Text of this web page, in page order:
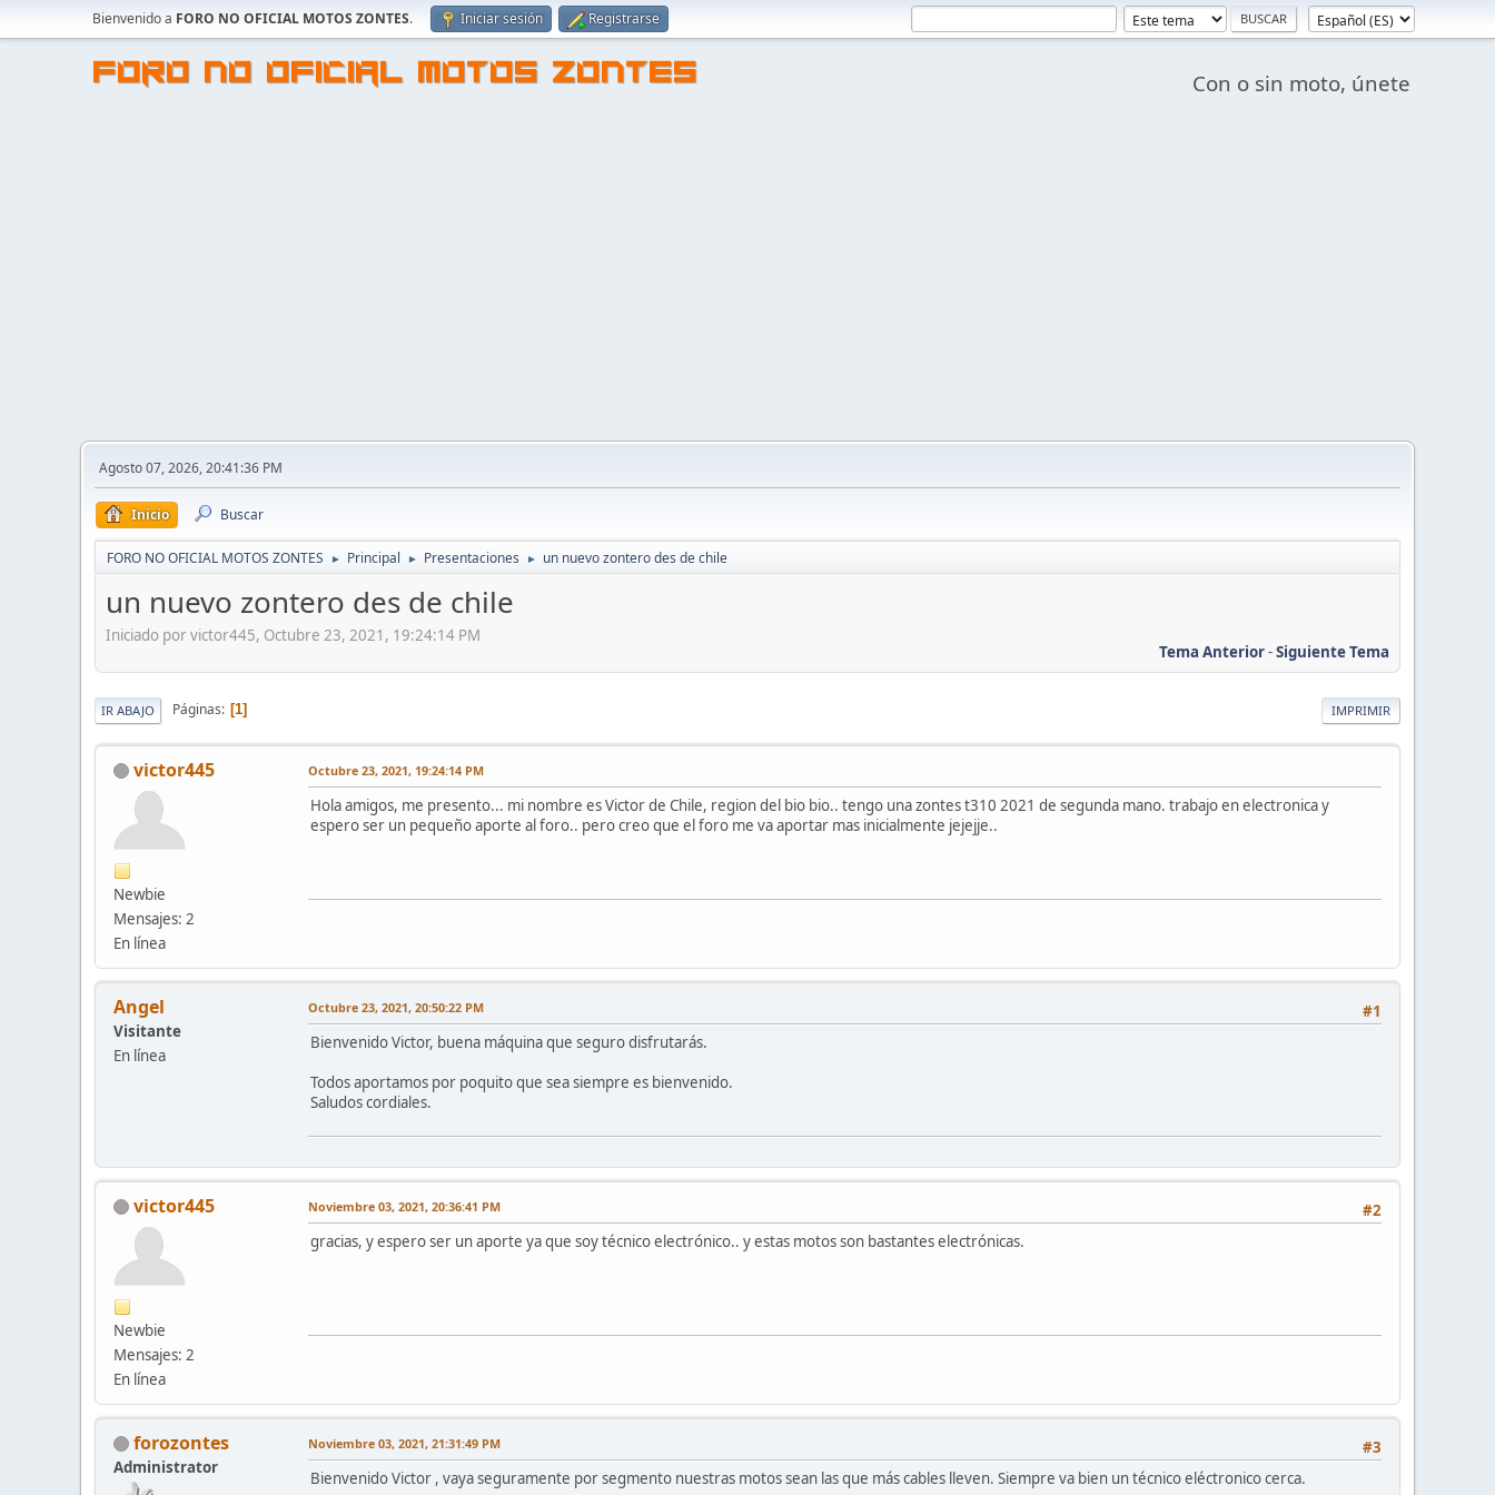
Bienvenido a FORO NO OFICIAL MOTOS ZONTES. Iniciar sesión Registrarse
FORO NO OFICIAL MOTOS ZONTES Con o sin moto, únete
Agosto 07, 2026, 20:41:36 PM
Inicio Buscar
FORO NO OFICIAL MOTOS ZONTES ► Principal ► Presentaciones ► un nuevo zontero des de chile
un nuevo zontero des de chile
Iniciado por victor445, Octubre 23, 2021, 19:24:14 PM
Tema Anterior-Siguiente Tema
IMPRIMIR
IR ABAJO Páginas 1
victor445
Newbie
Mensajes: 2
En línea
Octubre 23, 2021, 19:24:14 PM
Hola amigos, me presento... mi nombre es Victor de Chile, region del bio bio.. tengo una zontes t310 2021 de segunda mano. trabajo en electronica y
espero ser un pequeño aporte al foro.. pero creo que el foro me va aportar mas inicialmente jejejje..
Angel
Visitante
En línea
#1
Octubre 23, 2021, 20:50:22 PM
Bienvenido Victor, buena máquina que seguro disfrutarás.
Todos aportamos por poquito que sea siempre es bienvenido.
Saludos cordiales.
victor445
Newbie
Mensajes: 2
En línea
#2
Noviembre 03, 2021, 20:36:41 PM
gracias, y espero ser un aporte ya que soy técnico electrónico.. y estas motos son bastantes electrónicas.
forozontes
Administrator
#3
Noviembre 03, 2021, 21:31:49 PM
Bienvenido Victor , vaya seguramente por segmento nuestras motos sean las que más cables lleven. Siempre va bien un técnico eléctronico cerca.